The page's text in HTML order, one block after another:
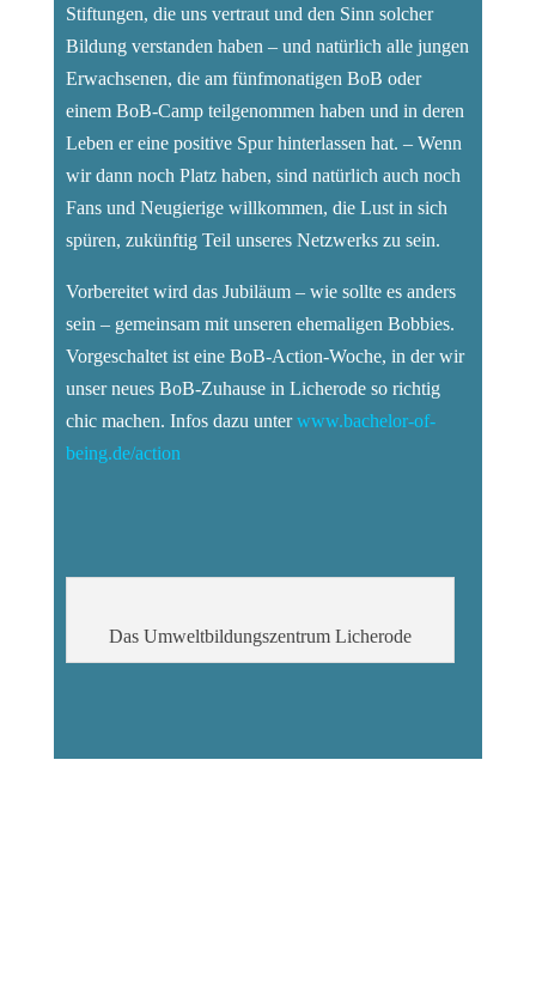
Stiftungen, die uns vertraut und den Sinn solcher
Bildung verstanden haben – und natürlich alle jungen
Erwachsenen, die am fünfmonatigen BoB oder
einem BoB-Camp teilgenommen haben und in deren
Leben er eine positive Spur hinterlassen hat. – Wenn
wir dann noch Platz haben, sind natürlich auch noch
Fans und Neugierige willkommen, die Lust in sich
spüren, zukünftig Teil unseres Netzwerks zu sein.
Vorbereitet wird das Jubiläum – wie sollte es anders
sein – gemeinsam mit unseren ehemaligen Bobbies.
Vorgeschaltet ist eine BoB-Action-Woche, in der wir
unser neues BoB-Zuhause in Licherode so richtig
chic machen. Infos dazu unterwww.bachelor-of-
being.de/action
Das Umweltbildungszentrum Licherode